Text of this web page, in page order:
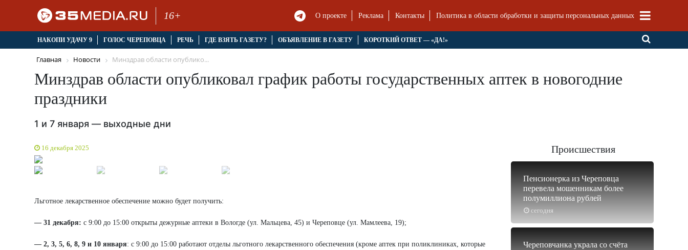
16+ О проекте Реклама Контакты Политика в области обработки и защиты персональных данных
НАКОПИ УДАЧУ 9 ГОЛОС ЧЕРЕПОВЦА РЕЧЬ ГДЕ ВЗЯТЬ ГАЗЕТУ? ОБЪЯВЛЕНИЕ В ГАЗЕТУ КОРОТКИЙ ОТВЕТ — «ДА!»
Главная Новости Минздрав области опублико...
Минздрав области опубликовал график работы государственных аптек в новогодние
праздники
1 и 7 января — выходные дни
16 декабря 2025
Льготное лекарственное обеспечение можно будет получить:
— 31 декабря: с 9:00 до 15:00 открыты дежурные аптеки в Вологде (ул. Мальцева, 45) и Череповце (ул. Мамлеева, 19);
— 2, 3, 5, 6, 8, 9 и 10 января: с 9:00 до 15:00 работают отделы льготного лекарственного обеспечения (кроме аптек при поликлиниках, которые
Происшествия
сегодня
Пенсионерка из Череповца
перевела мошенникам более
полумиллиона рублей
Череповчанка украла со счёта